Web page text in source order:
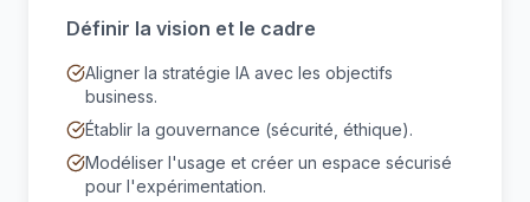
Définir la vision et le cadre
Aligner la stratégie IA avec les objectifs
business.
Établir la gouvernance (sécurité, éthique).
Modéliser l'usage et créer un espace sécurisé
pour l'expérimentation.